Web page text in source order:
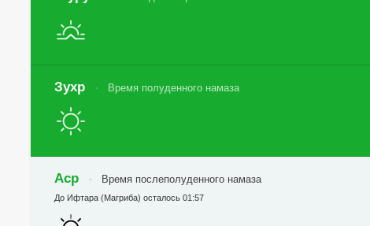
Зухр Время полуденного намаза
Аср Время послеполуденного намаза
До Ифтара (Магриба) осталось 01:57